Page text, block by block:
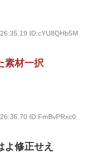
ID:cYU8QHb5M
素材一択
ID:FmBvPRxc0
よ修正せえ